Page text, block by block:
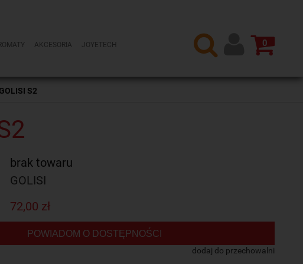
AKCESORIA JOYETECH 0
S2
brak towaru
GOLISI
72,00 zł
POWIADOM O DOSTĘPNOŚCI
dodaj do przechowalni